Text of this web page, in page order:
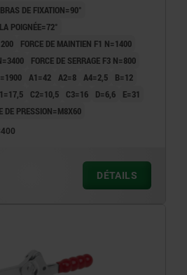
DE FIXATION=90°
POIGNÉE=72°
FORCE DE MAINTIEN F1 N=1400
FORCE DE SERRAGE F3 N=800
A1=42 A2=8 A4=2,5
B=12
C2=10,5 C3=16 D=6,6
E=31
DE PRESSION=M8X60
DÉTAILS